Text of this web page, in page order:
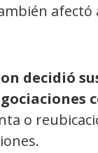
decidió
o